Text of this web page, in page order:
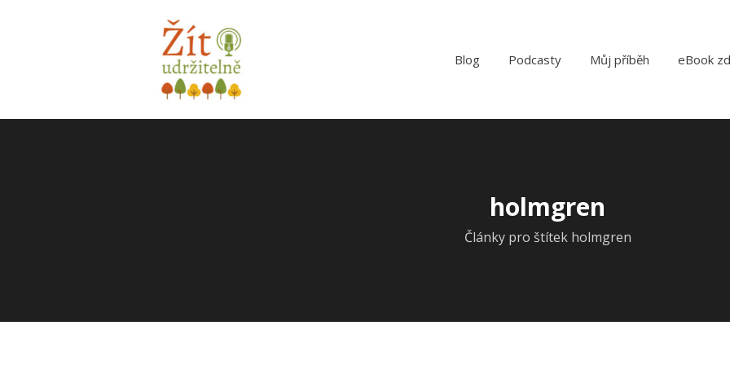
Blog Podcasty Můj příběh eBook
holmgren
Články pro štítek holmgren